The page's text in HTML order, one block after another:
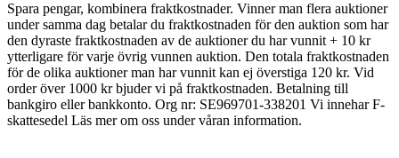
Spara pengar, kombinera fraktkostnader. Vinner man flera auktioner
under samma dag betalar du fraktkostnaden för den auktion som har
den dyraste fraktkostnaden av de auktioner du har vunnit + 10 kr
ytterligare för varje övrig vunnen auktion. Den totala fraktkostnaden
för de olika auktioner man har vunnit kan ej överstiga 120 kr. Vid
order över 1000 kr bjuder vi på fraktkostnaden. Betalning till
bankgiro eller bankkonto. Org nr: SE969701-338201 Vi innehar F-
skattesedel Läs mer om oss under våran information.